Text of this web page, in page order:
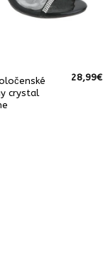
crystal
28,99€